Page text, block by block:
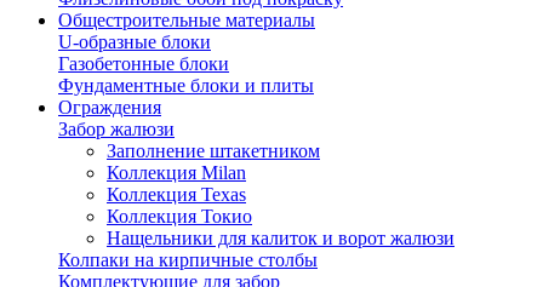
Общестроительные материалы
U-образные блоки
Газобетонные блоки
Фундаментные блоки и плиты
Ограждения
Забор жалюзи
Заполнение штакетником
Коллекция Milan
Коллекция Texas
Коллекция Токио
Нащельники для калиток и ворот жалюзи
Колпаки на кирпичные столбы
Комплектующие для забор